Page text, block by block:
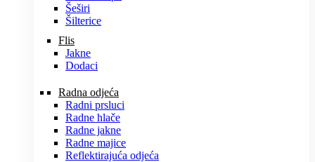
Šeširi
Šilterice
Flis
Jakne
Dodaci
Radna odjeća
Radni prsluci
Radne hlače
Radne jakne
Radne majice
Reflektirajuća odjeća